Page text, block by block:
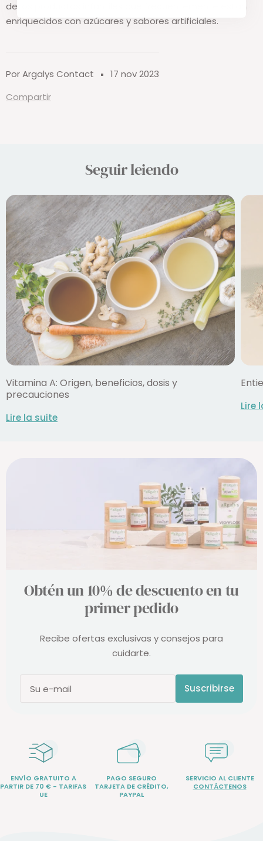
Por Argalys Contact
17 nov 2023
Compartir
de los productos infantiles que frecuentemente están
enriquecidos con azúcares y sabores artificiales.
Seguir leiendo
Vitamina A: Origen, beneficios, dosis y
precauciones
Lire la suite
Lire
Obtén un 10% de descuento en tu
primer pedido
Recibe ofertas exclusivas y consejos para
cuidarte.
Su e-mail Suscribirse
ENVÍO GRATUITO A
PARTIR DE 70 € - TARIFAS
UE
PAGO SEGURO
TARJETA DE CRÉDITO,
PAYPAL
SERVICIO AL CLIENTE
CONTÁCTENOS